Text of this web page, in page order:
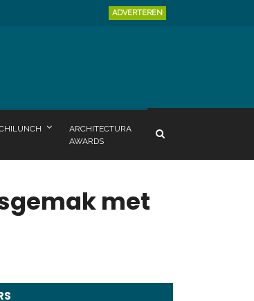
ADVERTEREN
ARCHITECTURA
AWARDS
met